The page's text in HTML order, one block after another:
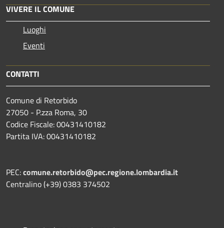
VIVERE IL COMUNE
Luoghi
Eventi
CONTATTI
Comune di Retorbido
27050 - P.zza Roma, 30
Codice Fiscale: 00431410182
Partita IVA: 00431410182
PEC:comune.retorbido@pec.regione.lombardia.it
Centralino (+39) 0383 374502